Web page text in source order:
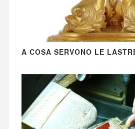
A COSA SERVONO LE